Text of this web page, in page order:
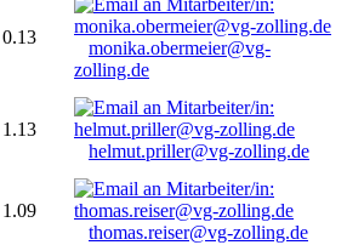
0.13
monika.obermeier@vg-
zolling.de
1.13
helmut.priller@vg-zolling.de
1.09
thomas.reiser@vg-zolling.de